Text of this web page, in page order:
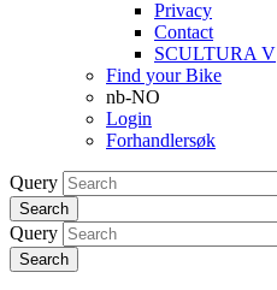
Privacy
Contact
SCULTURA V
Find your Bike
nb-NO
Login
Forhandlersøk
Query
Search
Query
Search